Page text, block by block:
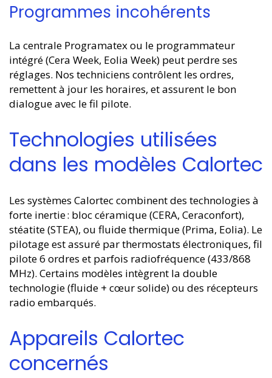
Programmes incohérents
La centrale Programatex ou le programmateur
intégré (Cera Week, Eolia Week) peut perdre ses
réglages. Nos techniciens contrôlent les ordres,
remettent à jour les horaires, et assurent le bon
dialogue avec le fil pilote.
Technologies utilisées
dans les modèles Calortec
Les systèmes Calortec combinent des technologies à
forte inertie : bloc céramique (CERA, Ceraconfort),
stéatite (STEA), ou fluide thermique (Prima, Eolia). Le
pilotage est assuré par thermostats électroniques, fil
pilote 6 ordres et parfois radiofréquence (433/868
MHz). Certains modèles intègrent la double
technologie (fluide + cœur solide) ou des récepteurs
radio embarqués.
Appareils Calortec
concernés